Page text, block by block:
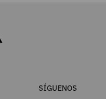
SÍGUENOS